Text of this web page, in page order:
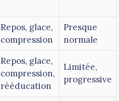
Repos, glace,
compression
Presque
normale
Repos, glace,
compression,
rééducation
Limitée,
progressive